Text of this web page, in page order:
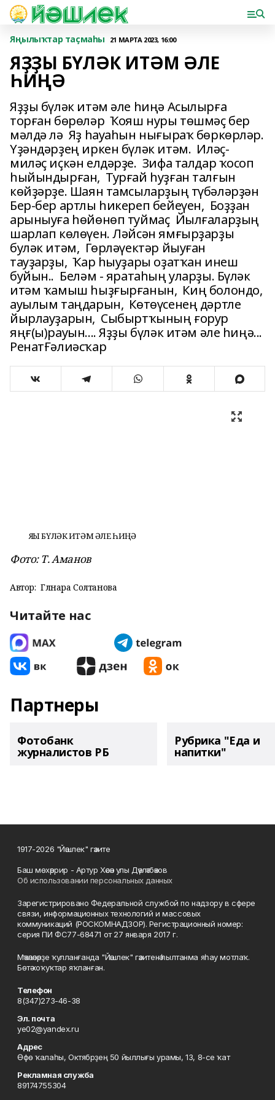
Яңылыҡтар таҫмаһы 21 МАРТА 2023, 16:00
ЯҘҘЫ БҮЛӘК ИТӘМ ӘЛЕ
ҺИҢӘ
Яҙҙы бүләк итәм әле һиңә Асылырға
торған бөрөләр Ҡояш нуры төшмәҫ бер
мәлдә лә Яҙ һауаһын нығыраҡ бөркөрләр.
Үҙәндәрҙең иркен бүләк итәм. Иләҫ-
миләҫ иҫкән елдәрҙе. Зифа талдар ҡосоп
һыйындырған, Турғай һуҙған талғын
көйҙәрҙе. Шаян тамсыларҙың түбәләрҙән
Бер-бер артлы һикереп бейеүен, Боҙҙан
арыныуға һөйөнөп туймаҫ Йылғаларҙың
шарлап көлөүен. Ләйсән ямғырҙарҙы
буләк итәм, Гөрләүектәр йыуған
тауҙарҙы, Ҡар һыуҙары оҙатҡан инеш
буйын.. Беләм - яратаһың уларҙы. Бүләк
итәм ҡамыш һыҙғырғанын, Киң болондо,
ауылым таңдарын, Көтөүсенең дәртле
йырлауҙарын, Сыбыртҡының ғорур
яңғ(ы)рауын.... Яҙҙы бүләк итәм әле һиңә...
РенатҒәлиәсҡар
ЯҘҘЫ БҮЛӘК ИТӘМ ӘЛЕ ҺИҢӘ
Фото: Т. Аманов
Автор: Гөлнара Солтанова
Читайте нас
Партнеры
Фотобанк
журналистов РБ
Рубрика "Еда и
напитки"
1917-2026 "Йәшлек" гәзите
Баш мөхәррир - Артур Хәсән улы Дәүләтбәков
Об использовании персональных данных
Зарегистрировано Федеральной службой по надзору в сфере
связи, информационных технологий и массовых
коммуникаций (РОСКОМНАДЗОР). Регистрационный номер:
серия ПИ ФС77-68471 от 27 января 2017 г.
Мәҡәләләрҙе ҡулланғанда "Йәшлек" гәзитенә һылтанма яһау мотлаҡ.
Бөтә хоҡуҡтар яҡланған.
Телефон
8(347)273-46-38
Эл. почта
ye02@yandex.ru
Адрес
Өфө ҡалаһы, Октябрҙең 50 йыллығы урамы, 13, 8-се ҡат
Рекламная служба
89174755304